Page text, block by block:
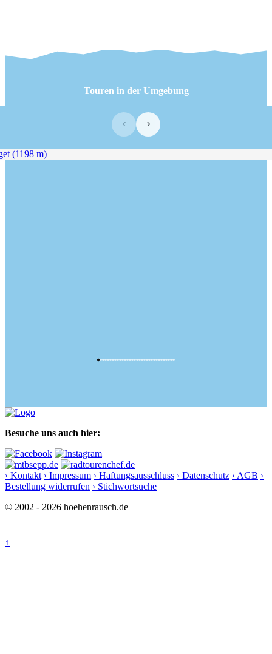
Touren in der Umgebung
‹ ›
Besuche uns auch hier:
› Kontakt › Impressum › Haftungsausschluss › Datenschutz › AGB ›
Bestellung widerrufen › Stichwortsuche
© 2002 - 2026 hoehenrausch.de
↑